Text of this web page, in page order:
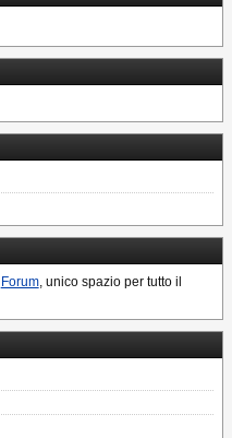
Forum, unico spazio per tutto il